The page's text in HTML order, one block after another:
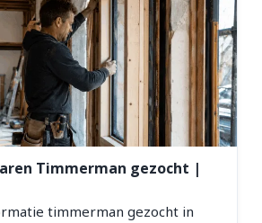
Timmerman gezocht |
timmerman gezocht in